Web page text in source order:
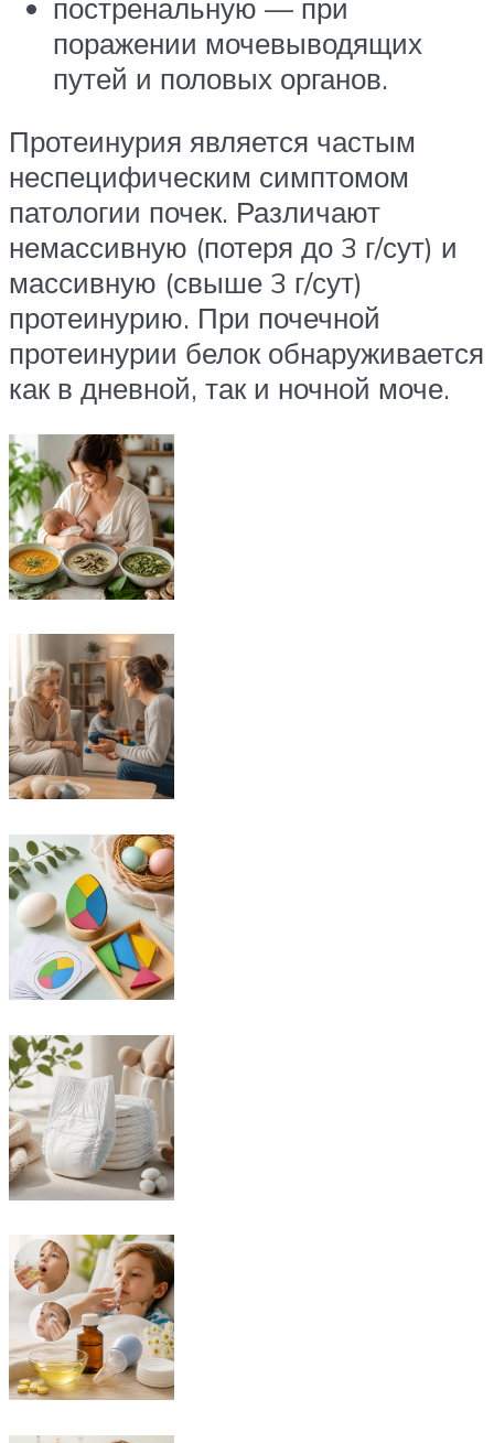
постренальную — при
поражении мочевыводящих
путей и половых органов.
Протеинурия является частым
неспецифическим симптомом
патологии почек. Различают
немассивную (потеря до 3 г/сут) и
массивную (свыше 3 г/сут)
протеинурию. При почечной
протеинурии белок обнаруживается
как в дневной, так и ночной моче.